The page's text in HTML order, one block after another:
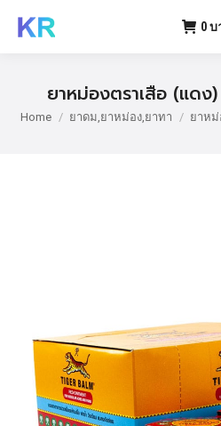
0บ
ยาหม่องตราเสือ (แดง
You are here:
Home ยาดม,ยาหม่อง,ยาทา ยาหม่